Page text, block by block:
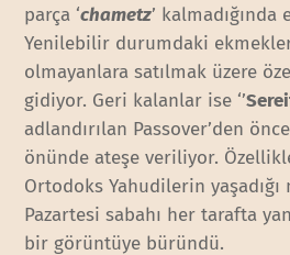
parça ‘chametz’
Yenilebilir durumdaki
olmayanlara satılmak üzere
gidiyor. Geri kalanlar ise ‘’
adlandırılan Passover’den
önünde ateşe veriliyor.
Ortodoks Yahudilerin
Pazartesi sabahı her tarafta
bir görüntüye büründü.